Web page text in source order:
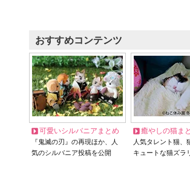
おすすめコンテンツ
可愛いシルバニアまとめ
『鬼滅の刃』の再現ほか、人
気のシルバニア投稿を公開
癒やしの猫ま
人気タレント猫
キュートな猫ズラ